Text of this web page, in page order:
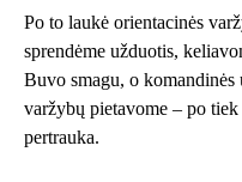
Po to laukė orientacinės
sprendėme užduotis,
Buvo smagu, o
varžybų pietavome – po
pertrauka.